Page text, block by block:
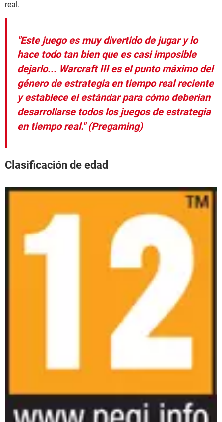
real.
"Este juego es muy divertido de jugar y lo
hace todo tan bien que es casi imposible
dejarlo... Warcraft III es el punto máximo del
género de estrategia en tiempo real reciente
y establece el estándar para cómo deberían
desarrollarse todos los juegos de estrategia
en tiempo real." (Pregaming)
Clasificación de edad